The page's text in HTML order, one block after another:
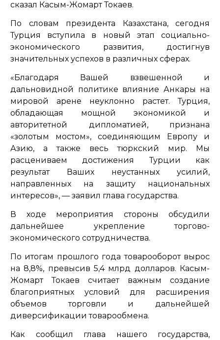
сказал Касым-Жомарт Токаев.
По словам президента Казахстана, сегодня
Турция вступила в новый этап социально-
экономического развития, достигнув
значительных успехов в различных сферах.
«Благодаря Вашей взвешенной и
дальновидной политике влияние Анкары на
мировой арене неуклонно растет. Турция,
обладающая мощной экономикой и
авторитетной дипломатией, признана
«золотым мостом», соединяющим Европу и
Азию, а также весь тюркский мир. Мы
расцениваем достижения Турции как
результат Ваших неустанных усилий,
направленных на защиту национальных
интересов», — заявил глава государства.
В ходе мероприятия стороны обсудили
дальнейшее укрепление торгово-
экономического сотрудничества.
По итогам прошлого года товарооборот вырос
на 8,8%, превысив 5,4 млрд долларов. Касым-
Жомарт Токаев считает важным создание
благоприятных условий для расширения
объемов торговли и дальнейшей
диверсификации товарообмена.
Как сообщил глава нашего государства,